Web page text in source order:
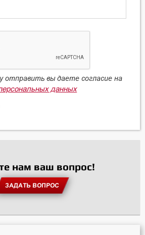
отправить вы даете согласие на
данных
нам ваш вопрос!
ЗАДАТЬ ВОПРОС